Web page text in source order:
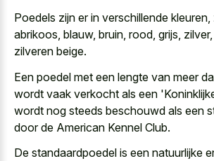
Poedels zijn er in verschillende
abrikoos, blauw, bruin, rood, grijs,
zilveren beige.
Een poedel met een lengte van meer
wordt vaak verkocht als een
wordt nog steeds beschouwd als een
door de American Kennel Club.
De standaardpoedel is een natuurlijke